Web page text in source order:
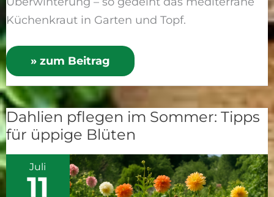
Küchenkraut in Garten und Topf.
» zum Beitrag
Dahlien pflegen im Sommer: Tipps
für üppige Blüten
Juli
11
Dahlien
pflegen
im
Sommer: